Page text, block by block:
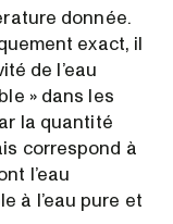
donnée.
exact, il
de l’eau
» dans les
la quantité
correspond à
l’eau
à l’eau pure et